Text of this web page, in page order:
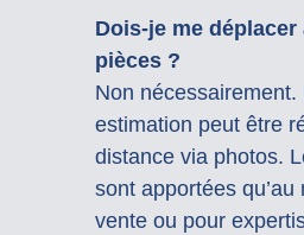
Dois-je me déplacer
pièces ?
Non
estimation peut être
distance via photos.
sont apportées qu’au
vente ou pour